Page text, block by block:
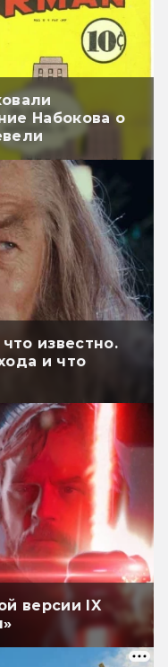
Набокова о
известно.
и что
версии IX